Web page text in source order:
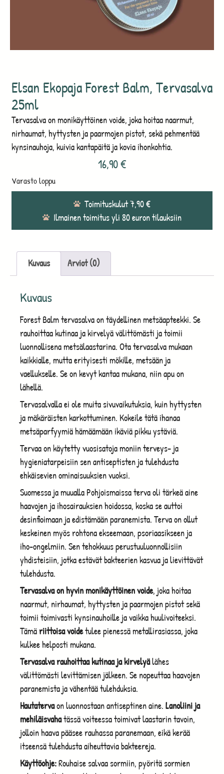
Elsan Ekopaja Forest Balm, Tervasalva
25ml
Tervasalva on monikäyttöinen voide, joka hoitaa naarmut,
nirhaumat, hyttysten ja paarmojen pistot, sekä pehmentää
kynsinauhoja, kuivia kantapäitä ja kovia ihonkohtia.
16,90€
Varasto loppu
Toimituskulut 7,90 €
Ilmainen toimitus yli 80 euron tilauksiin
Kuvaus Arviot (0)
Kuvaus
Forest Balm tervasalva on täydellinen metsäapteekki. Se
rauhoittaa kutinaa ja kirvelyä välittömästi ja toimii
luonnollisena metsälaastarina. Ota tervasalva mukaan
kaikkialle, mutta erityisesti mökille, metsään ja
vaellukselle. Se on kevyt kantaa mukana, niin apu on
lähellä.
Tervasalvalla ei ole muita sivuvaikutuksia, kuin hyttysten
ja mäkäräisten karkottuminen. Kokeile tätä ihanaa
metsäparfyymiä hämäämään ikäviä pikku ystäviä.
Tervaa on käytetty vuosisatoja moniin terveys- ja
hygieniatarpeisiin sen antiseptisten ja tulehdusta
ehkäisevien ominaisuuksien vuoksi.
Suomessa ja muualla Pohjoismaissa terva oli tärkeä aine
haavojen ja ihosairauksien hoidossa, koska se auttoi
desinfioimaan ja edistämään paranemista. Terva on ollut
keskeinen myös rohtona ekseemaan, psoriaasikseen ja
iho-ongelmiin. Sen tehokkuus perustuuluonnollisiin
yhdisteisiin, jotka estävät bakteerien kasvua ja lievittävät
tulehdusta.
Tervasalva on hyvin monikäyttöinen voide, joka hoitaa
naarmut, nirhaumat, hyttysten ja paarmojen pistot sekä
toimii toimivasti kynsinauhoille ja vaikka huulivoiteeksi.
Tämäriittoisa voidetulee pienessä metallirasiassa, joka
kulkee helposti mukana.
Tervasalva rauhoittaa kutinaa ja kirvelyälähes
välittömästi levittämisen jälkeen. Se nopeuttaa haavojen
paranemista ja vähentää tulehduksia.
Hautatervaon luonnostaan antiseptinen aine. Lanoliini ja
mehiläisvahatässä voiteessa toimivat laastarin tavoin,
jolloin haava pääsee rauhassa paranemaan, eikä kerää
itseensä tulehdusta aiheuttavia bakteereja.
Käyttöohje:Rouhaise salvaa sormiin, pyöritä sormien